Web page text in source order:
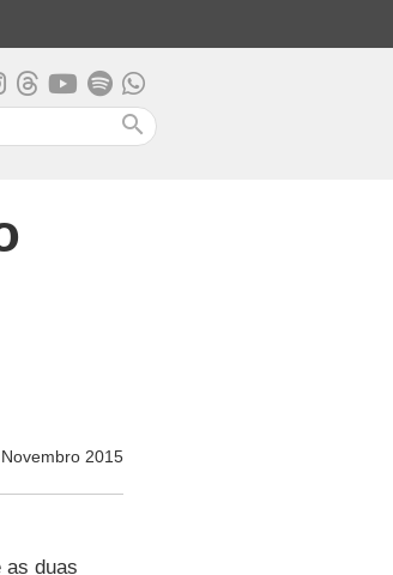
search
2015
as duas